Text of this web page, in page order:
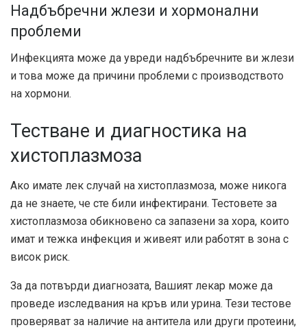
Надбъбречни жлези и хормонални
проблеми
Инфекцията може да увреди надбъбречните ви жлези
и това може да причини проблеми с производството
на хормони.
Тестване и диагностика на
хистоплазмоза
Ако имате лек случай на хистоплазмоза, може никога
да не знаете, че сте били инфектирани. Тестовете за
хистоплазмоза обикновено са запазени за хора, които
имат и тежка инфекция и живеят или работят в зона с
висок риск.
За да потвърди диагнозата, Вашият лекар може да
проведе изследвания на кръв или урина. Тези тестове
проверяват за наличие на антитела или други протеини,